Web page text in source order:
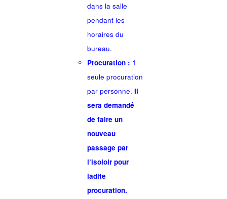
dans la salle
pendant les
horaires du
bureau.
Procuration : 1
seule procuration
par personne.Il
sera demandé
de faire un
nouveau
passage par
l’isoloir pour
ladite
procuration.